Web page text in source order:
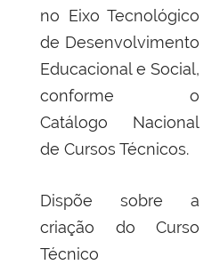
no Eixo Tecnológico
de Desenvolvimento
Educacional e Social,
conforme o
Catálogo Nacional
de Cursos Técnicos.
Dispõe sobre a
criação do Curso
Técnico